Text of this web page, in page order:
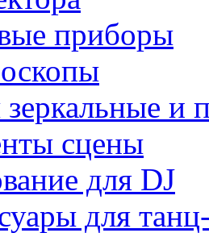
приборы
и
сцены
для DJ
для